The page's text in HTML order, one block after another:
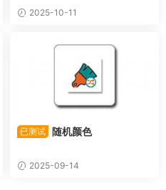
2025-10-11
已测试 随机颜色
2025-09-14